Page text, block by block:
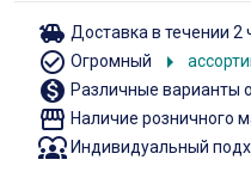
toys Доставка в течении 2
check_circle_outline Огромный arrow_right
monetization_on Различные варианты
storefront Наличие розничного
diversity_1Индивидуальный